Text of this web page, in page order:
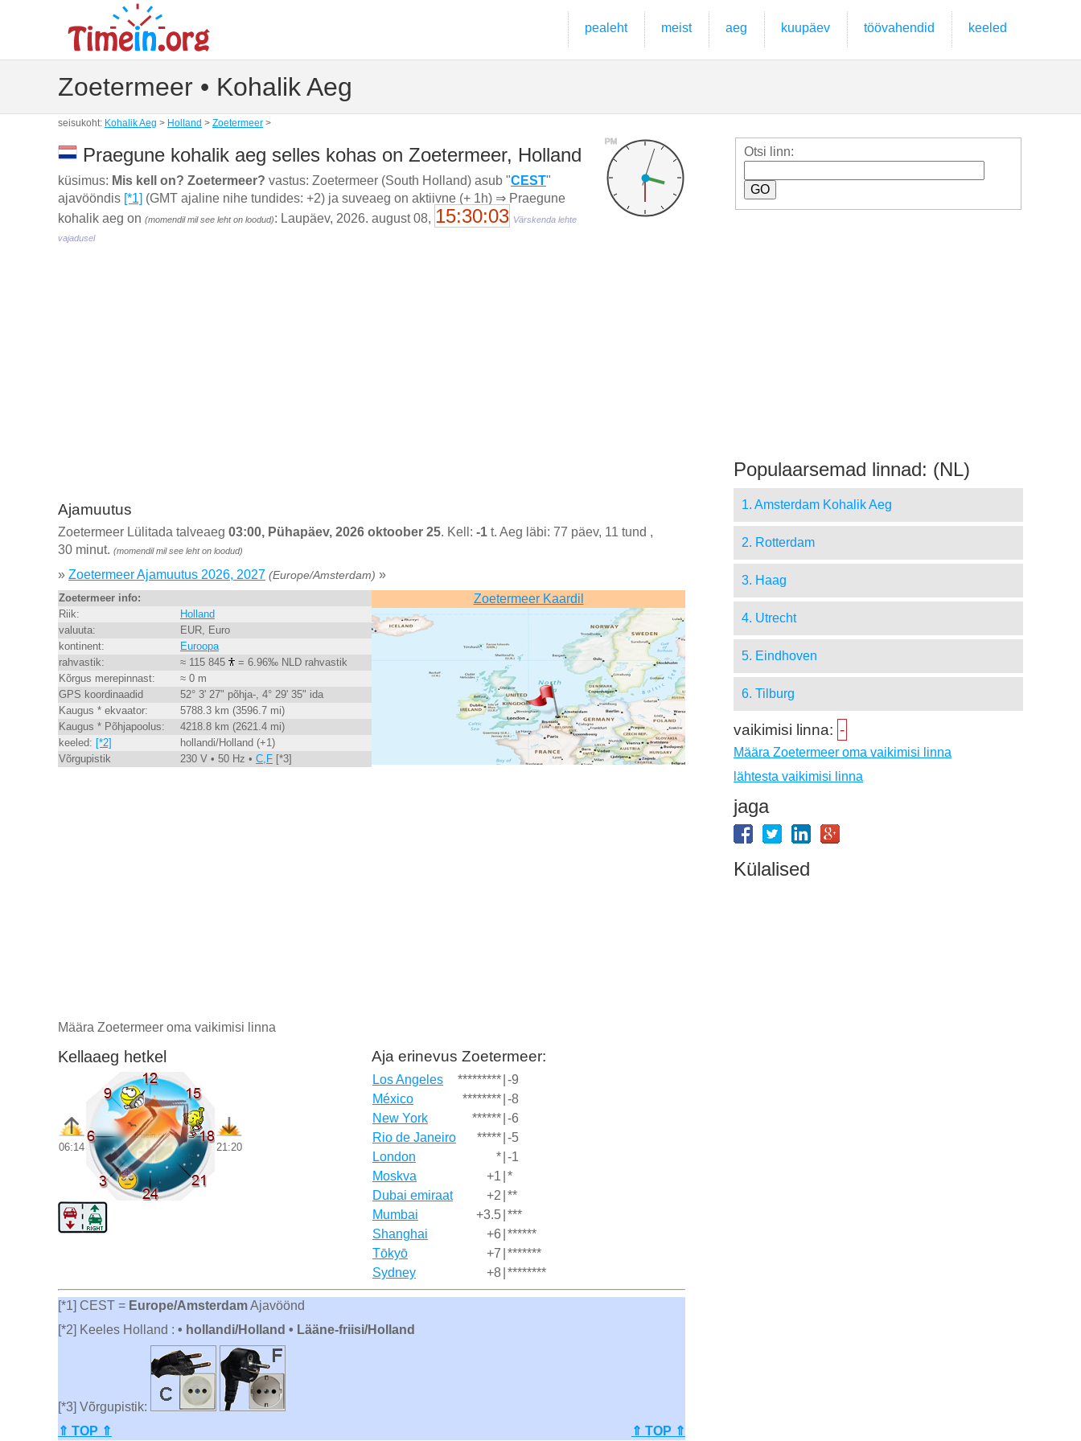
pealeht meist aeg kuupäev töövahendid keeled
Zoetermeer • Kohalik Aeg
seisukoht: Kohalik Aeg > Holland > Zoetermeer >
PM
Praegune kohalik aeg selles kohas on Zoetermeer, Holland
küsimus: Mis kell on? Zoetermeer? vastus: Zoetermeer (South Holland) asub "CEST"
ajavööndis [*1] (GMT ajaline nihe tundides: +2) ja suveaeg on aktiivne (+ 1h) ⇒ Praegune
kohalik aeg on (momendil mil see leht on loodud): Laupäev, 2026. august 08, 15:30:04 Värskenda lehte
vajadusel
Ajamuutus
Zoetermeer Lülitada talveaeg 03:00, Pühapäev, 2026 oktoober 25. Kell: -1 t. Aeg läbi: 77 päev, 11 tund ,
30 minut. (momendil mil see leht on loodud)
» Zoetermeer Ajamuutus 2026, 2027 (Europe/Amsterdam) »
Zoetermeer info:
Riik:
Holland
valuuta:
EUR, Euro
kontinent:
Euroopa
rahvastik:
≈ 115 845
= 6.96‰ NLD rahvastik
Kõrgus merepinnast:
≈ 0 m
GPS koordinaadid
52° 3' 27" põhja-, 4° 29' 35" ida
Kaugus * ekvaator:
5788.3 km (3596.7 mi)
Kaugus * Põhjapoolus:
4218.8 km (2621.4 mi)
keeled: [*2]
hollandi/Holland (+1)
Võrgupistik
230 V • 50 Hz • C,F [*3]
Zoetermeer Kaardil
Määra Zoetermeer oma vaikimisi linna
Kellaaeg hetkel
06:14 21:20
Aja erinevus Zoetermeer:
Los Angeles ********* -9
México
******** -8
New York
****** -6
Rio de Janeiro
***** -5
London
* -1
Moskva
+1 *
Dubai emiraat
+2 **
Mumbai
+3.5 ***
Shanghai
+6 ******
Tōkyō
+7 *******
Sydney
+8 ********
[*1] CEST = Europe/AmsterdamAjavöönd
[*2] Keeles Holland : • hollandi/Holland • Lääne-friisi/Holland
[*3] Võrgupistik:
⇑ TOP ⇑
⇑ TOP ⇑
Otsi linn:
Populaarsemad linnad: (NL)
1. Amsterdam Kohalik Aeg
2. Rotterdam
3. Haag
4. Utrecht
5. Eindhoven
6. Tilburg
vaikimisi linna: -
Määra Zoetermeer oma vaikimisi linna
lähtesta vaikimisi linna
jaga
Külalised